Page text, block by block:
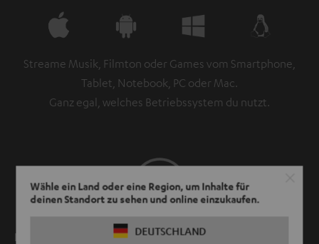
Wähle ein Land oder eine Region, um Inhalte für
deinen Standort zu sehen und online einzukaufen.
DEUTSCHLAND
Streame Musik, Filmton oder Games vom Smartphone,
Tablet, Notebook, PC oder Mac.
Ganz egal, welches Betriebssystem du nutzt.
Lippensynchron